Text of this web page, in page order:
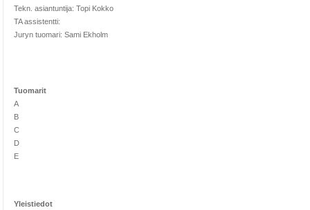
Tekn. asiantuntija: Topi Kokko
TA assistentti:
Juryn tuomari: Sami Ekholm
Tuomarit
A
B
C
D
E
Yleistiedot